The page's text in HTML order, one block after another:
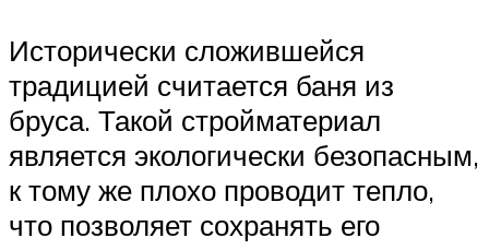
Исторически сложившейся
традицией считается баня из
бруса. Такой стройматериал
является экологически безопасным,
к тому же плохо проводит тепло,
что позволяет сохранять его